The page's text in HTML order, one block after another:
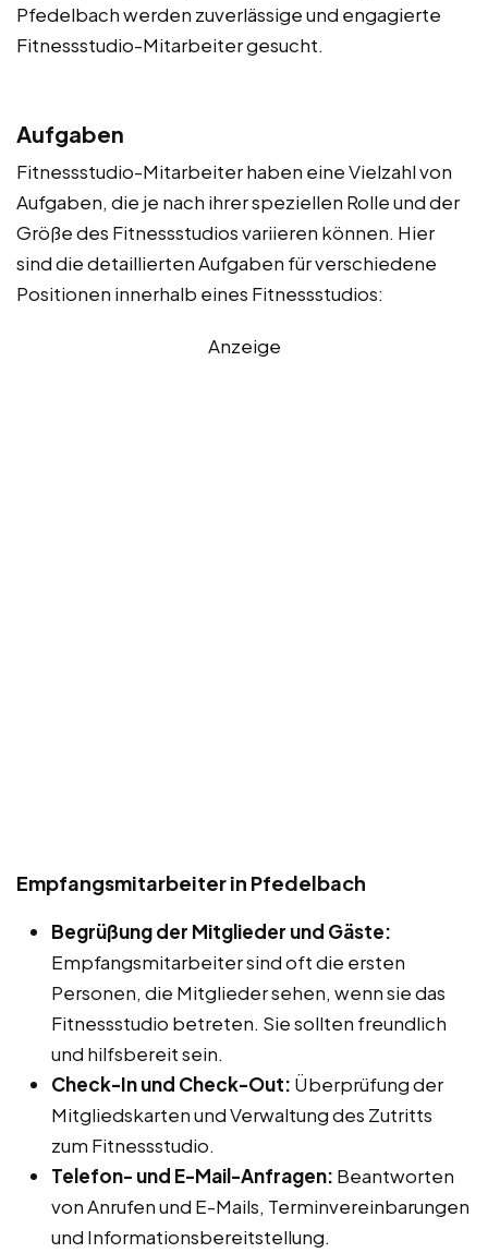
Pfedelbach werden zuverlässige und engagierte
Fitnessstudio-Mitarbeiter gesucht.
Aufgaben
Fitnessstudio-Mitarbeiter haben eine Vielzahl von
Aufgaben, die je nach ihrer speziellen Rolle und der
Größe des Fitnessstudios variieren können. Hier
sind die detaillierten Aufgaben für verschiedene
Positionen innerhalb eines Fitnessstudios:
Anzeige
Empfangsmitarbeiter in Pfedelbach
Begrüßung der Mitglieder und Gäste:
Empfangsmitarbeiter sind oft die ersten
Personen, die Mitglieder sehen, wenn sie das
Fitnessstudio betreten. Sie sollten freundlich
und hilfsbereit sein.
Check-In und Check-Out: Überprüfung der
Mitgliedskarten und Verwaltung des Zutritts
zum Fitnessstudio.
Telefon- und E-Mail-Anfragen: Beantworten
von Anrufen und E-Mails, Terminvereinbarungen
und Informationsbereitstellung.